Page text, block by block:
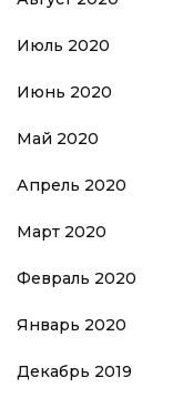
Июль 2020
Июнь 2020
Май 2020
Апрель 2020
Март 2020
Февраль 2020
Январь 2020
Декабрь 2019